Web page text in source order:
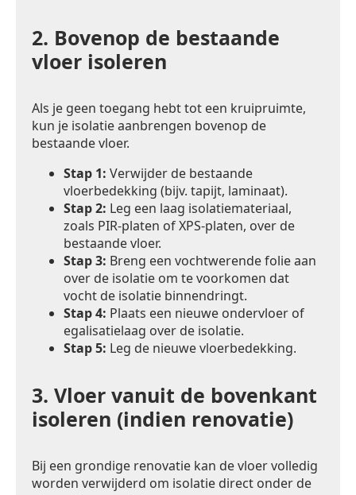
2. Bovenop de bestaande
vloer isoleren
Als je geen toegang hebt tot een kruipruimte,
kun je isolatie aanbrengen bovenop de
bestaande vloer.
Stap 1: Verwijder de bestaande
vloerbedekking (bijv. tapijt, laminaat).
Stap 2: Leg een laag isolatiemateriaal,
zoals PIR-platen of XPS-platen, over de
bestaande vloer.
Stap 3: Breng een vochtwerende folie aan
over de isolatie om te voorkomen dat
vocht de isolatie binnendringt.
Stap 4: Plaats een nieuwe ondervloer of
egalisatielaag over de isolatie.
Stap 5: Leg de nieuwe vloerbedekking.
3. Vloer vanuit de bovenkant
isoleren (indien renovatie)
Bij een grondige renovatie kan de vloer volledig
worden verwijderd om isolatie direct onder de